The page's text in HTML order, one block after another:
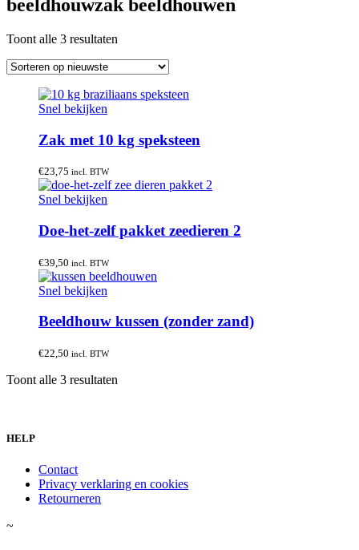
beeldhouwzak beeldhouwen
Toont alle 3 resultaten
nieuwste
Snel bekijken
Zak met 10 kg speksteen
€23,75 incl. BTW
Snel bekijken
Doe-het-zelf pakket zeedieren 2
€39,50 incl. BTW
Snel bekijken
Beeldhouw kussen (zonder zand)
€22,50 incl. BTW
Toont alle 3 resultaten
HELP
Contact
Privacy verklaring en cookies
Retourneren
~